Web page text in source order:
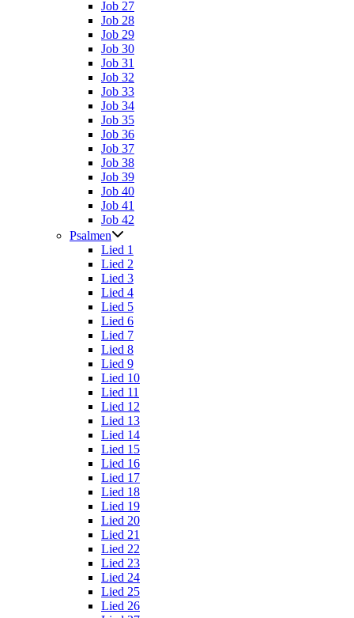
Job 27
Job 28
Job 29
Job 30
Job 31
Job 32
Job 33
Job 34
Job 35
Job 36
Job 37
Job 38
Job 39
Job 40
Job 41
Job 42
Psalmen
Lied 1
Lied 2
Lied 3
Lied 4
Lied 5
Lied 6
Lied 7
Lied 8
Lied 9
Lied 10
Lied 11
Lied 12
Lied 13
Lied 14
Lied 15
Lied 16
Lied 17
Lied 18
Lied 19
Lied 20
Lied 21
Lied 22
Lied 23
Lied 24
Lied 25
Lied 26